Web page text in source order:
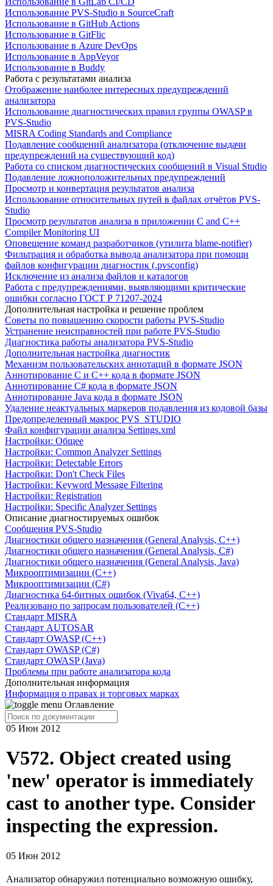
Использование PVS-Studio в SourceCraft
Использование в GitHub Actions
Использование в GitFlic
Использование в Azure DevOps
Использование в AppVeyor
Использование в Buddy
Работа с результатами анализа
Отображение наиболее интересных предупреждений
анализатора
Использование диагностических правил группы OWASP в
PVS-Studio
MISRA Coding Standards and Compliance
Подавление сообщений анализатора (отключение выдачи
предупреждений на существующий код)
Работа со списком диагностических сообщений в Visual Studio
Подавление ложноположительных предупреждений
Просмотр и конвертация результатов анализа
Использование относительных путей в файлах отчётов PVS-
Studio
Просмотр результатов анализа в приложении C and C++
Compiler Monitoring UI
Оповещение команд разработчиков (утилита blame-notifier)
Фильтрация и обработка вывода анализатора при помощи
файлов конфигурации диагностик (.pvsconfig)
Исключение из анализа файлов и каталогов
Работа с предупреждениями, выявляющими критические
ошибки согласно ГОСТ Р 71207-2024
Дополнительная настройка и решение проблем
Советы по повышению скорости работы PVS-Studio
Устранение неисправностей при работе PVS-Studio
Диагностика работы анализатора PVS-Studio
Дополнительная настройка диагностик
Механизм пользовательских аннотаций в формате JSON
Аннотирование C и C++ кода в формате JSON
Аннотирование C# кода в формате JSON
Аннотирование Java кода в формате JSON
Удаление неактуальных маркеров подавления из кодовой базы
Предопределенный макрос PVS_STUDIO
Файл конфигурации анализа Settings.xml
Настройки: Общее
Настройки: Common Analyzer Settings
Настройки: Detectable Errors
Настройки: Don't Check Files
Настройки: Keyword Message Filtering
Настройки: Registration
Настройки: Specific Analyzer Settings
Описание диагностируемых ошибок
Сообщения PVS-Studio
Диагностики общего назначения (General Analysis, C++)
Диагностики общего назначения (General Analysis, C#)
Диагностики общего назначения (General Analysis, Java)
Микрооптимизации (C++)
Микрооптимизации (C#)
Диагностика 64-битных ошибок (Viva64, C++)
Реализовано по запросам пользователей (C++)
Cтандарт MISRA
Стандарт AUTOSAR
Стандарт OWASP (C++)
Стандарт OWASP (C#)
Стандарт OWASP (Java)
Проблемы при работе анализатора кода
Дополнительная информация
Информация о правах и торговых марках
Оглавление
05 Июн 2012
V572. Object created using
'new' operator is immediately
cast to another type. Consider
inspecting the expression.
05 Июн 2012
Анализатор обнаружил потенциально возможную ошибку,